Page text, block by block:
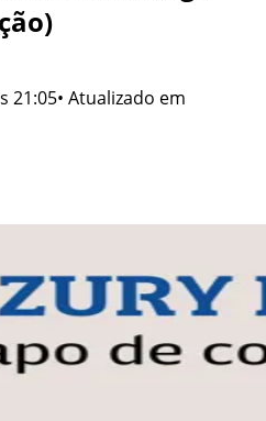
21:05• Atualizado em